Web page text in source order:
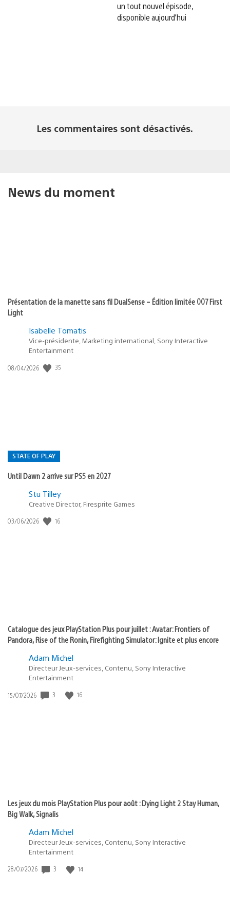
un tout nouvel épisode,
disponible aujourd’hui
Les commentaires sont désactivés.
News du moment
Présentation de la manette sans fil DualSense – Édition limitée 007 First
Light
Isabelle Tomatis
Vice-présidente, Marketing international, Sony Interactive
Entertainment
Date
08/04/2026 35
STATE OF PLAY
Until Dawn 2 arrive sur PS5 en 2027
Postée
:
state
Stu Tilley
Creative Director, Firesprite Games
Date
03/06/2026 16
Catalogue des jeux PlayStation Plus pour juillet : Avatar: Frontiers of
Pandora, Rise of the Ronin, Firefighting Simulator: Ignite et plus encore
Adam Michel
Directeur Jeux-services, Contenu, Sony Interactive
Entertainment
Date
15/07/2026 3 16
Les jeux du mois PlayStation Plus pour août : Dying Light 2 Stay Human,
Big Walk, Signalis
Adam Michel
Directeur Jeux-services, Contenu, Sony Interactive
Entertainment
Date
28/07/2026 3 14